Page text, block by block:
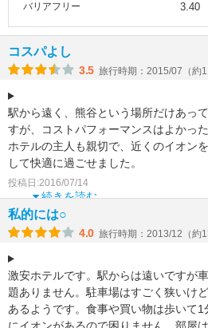
バリアフリー 3.40
コスパよし
3.5 旅行時期：2015/07（約
駅から遠く、熊谷という場所だけあっ
すが、コストパフォーマンスはよかった
ホテルの主人も親切で、近くのイオン
して快適に過ごせました。
部屋にあまり物はないですが、ポット
続きを読む
投稿日:2016/07/14
私的には○
4.0 旅行時期：2013/12（約
激安ホテルです。駅からは遠いですが
題ありません。駐車場はすごく狭いけ
あるようです。食事や買い物は歩いて1